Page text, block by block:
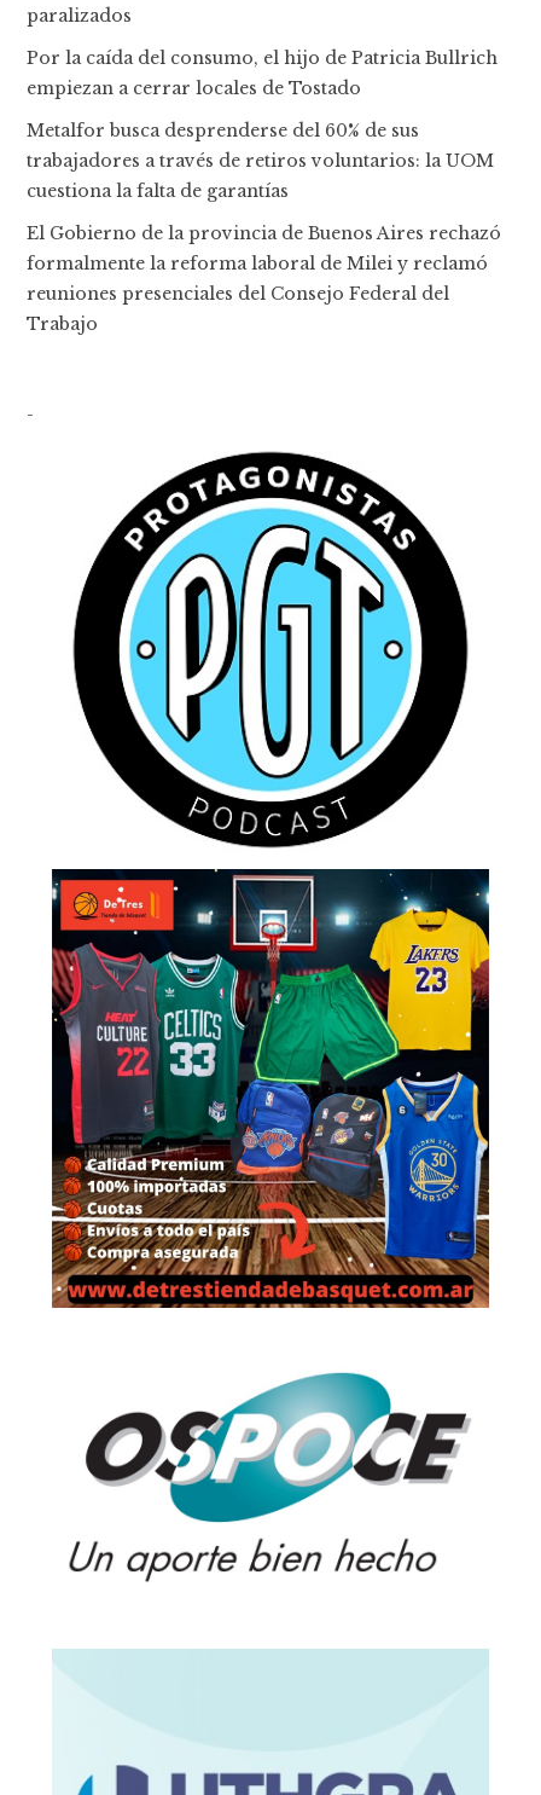
paralizados
Por la caída del consumo, el hijo de Patricia Bullrich
empiezan a cerrar locales de Tostado
Metalfor busca desprenderse del 60% de sus
trabajadores a través de retiros voluntarios: la UOM
cuestiona la falta de garantías
El Gobierno de la provincia de Buenos Aires rechazó
formalmente la reforma laboral de Milei y reclamó
reuniones presenciales del Consejo Federal del
Trabajo
-